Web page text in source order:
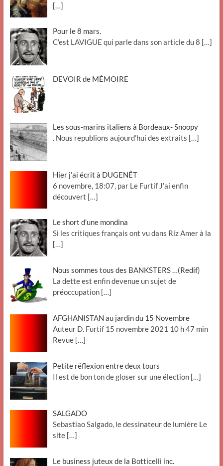
[…]
Pour le 8 mars.
C’est LAVIGUE qui parle dans son article du 8 […]
DEVOIR de MÉMOIRE
Les sous-marins italiens à Bordeaux- Snoopy
. Nous republions aujourd’hui des extraits […]
Hier j’ai écrit à DUGENÊT
6 novembre, 18:07, par Le Furtif J’ai enfin
découvert […]
Le short d’une mondina
Si les critiques français ont vu dans Riz Amer à la
[…]
Nous sommes tous des BANKSTERS …(Redif)
La dette est enfin devenue un sujet de
préoccupation […]
AFGHANISTAN au jardin du 15 Novembre
Auteur D. Furtif 15 novembre 2021 10 h 47 min
Revue […]
Petite réflexion entre deux tours
Il est de bon ton de gloser sur une élection […]
SALGADO
Sebastiao Salgado, le dessinateur de lumière Le
site […]
Le business juteux de la Botticelli inc.